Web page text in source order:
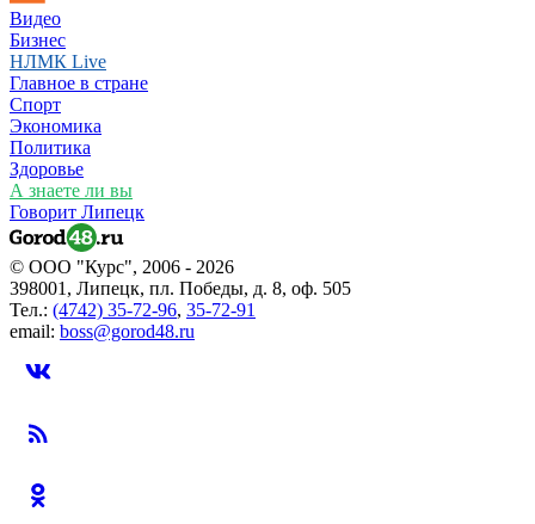
Видео
Бизнес
НЛМК Live
Главное в стране
Спорт
Экономика
Политика
Здоровье
А знаете ли вы
Говорит Липецк
© ООО "Курс", 2006 - 2026
398001, Липецк, пл. Победы, д. 8, оф. 505
Тел.: (4742) 35-72-96, 35-72-91
email: boss@gorod48.ru